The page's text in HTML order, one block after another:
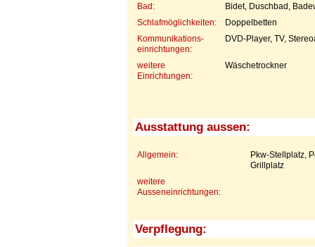
Bad:
Bidet, Duschbad,
Schlafmöglichkeiten:
Doppelbetten
Kommunikations-
einrichtungen:
DVD-Player, TV,
weitere
Einrichtungen:
Wäschetrockner
Ausstattung aussen:
Allgemein:
Pkw-Stellplatz,
Grillplatz
weitere
Ausseneinrichtungen:
Verpflegung: